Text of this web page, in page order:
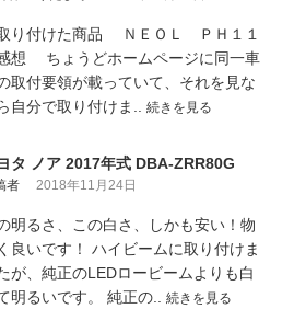
取り付けた商品 ＮＥＯＬ ＰＨ１１
想 ちょうどホームページに同一車
取付要領が載っていて、それを見な
自分で取り付けま.. 続きを見る
タ ノア 2017年式 DBA-ZRR80G
者 2018年11月24日
明るさ、この白さ、しかも安い！物
良いです！ ハイビームに取り付けま
が、純正のLEDロービームよりも白
明るいです。 純正の.. 続きを見る